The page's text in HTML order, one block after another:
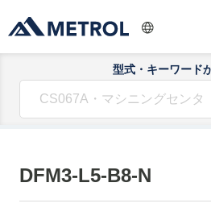
型式・キーワード
DFM3-L5-B8-N